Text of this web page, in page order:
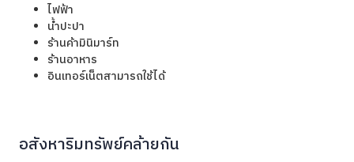
ไฟฟ้า
น้ำปะปา
ร้านค้ามินิมาร์ท
ร้านอาหาร
อินเทอร์เน็ตสามารถใช้ได้
อสังหาริมทรัพย์คล้ายกัน